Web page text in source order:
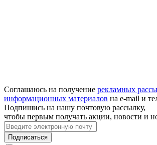
Соглашаюсь на получение рекламных
информационных материалов на e‑mail и
Подпишись на нашу почтовую рассылку,
чтобы первым получать акции, новости и
Подписаться